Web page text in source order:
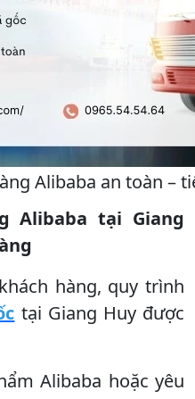
Alibaba an toàn –
Alibaba tại Giang
hàng, quy trình
tại Giang Huy được
Alibaba hoặc yêu